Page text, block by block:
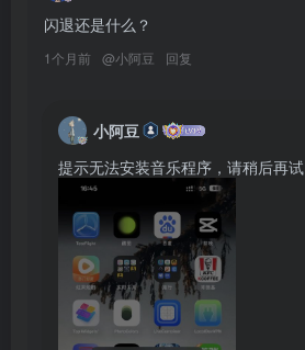
闪退还是什么？
1个月前 @小阿豆 回复
小阿豆
提示无法安装音乐程序，请稍后再试